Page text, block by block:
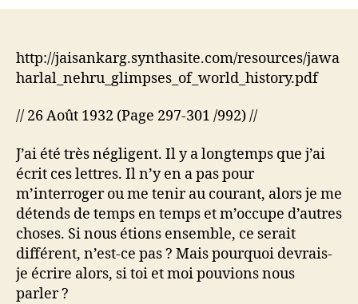
l’Europe
des
et
XVIIe
http://jaisankarg.synthasite.com/resources/jawa
harlal_nehru_glimpses_of_world_history.pdf
// 26 Août 1932 (Page 297-301 /992) //
J’ai été très négligent. Il y a longtemps que j’ai
écrit ces lettres. Il n’y en a pas pour
m’interroger ou me tenir au courant, alors je me
détends de temps en temps et m’occupe d’autres
choses. Si nous étions ensemble, ce serait
différent, n’est-ce pas ? Mais pourquoi devrais-
je écrire alors, si toi et moi pouvions nous
parler ?